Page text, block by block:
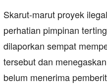
Skarut-marut proyek
perhatian pimpinan
dilaporkan sempat
tersebut dan
belum menerima